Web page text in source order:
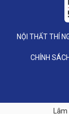
NỘI THẤT THÍ
CHÍNH